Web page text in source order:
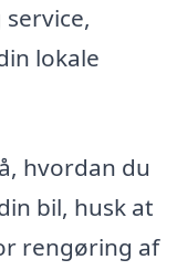
lokale
hvordan du
bil, husk at
rengøring af